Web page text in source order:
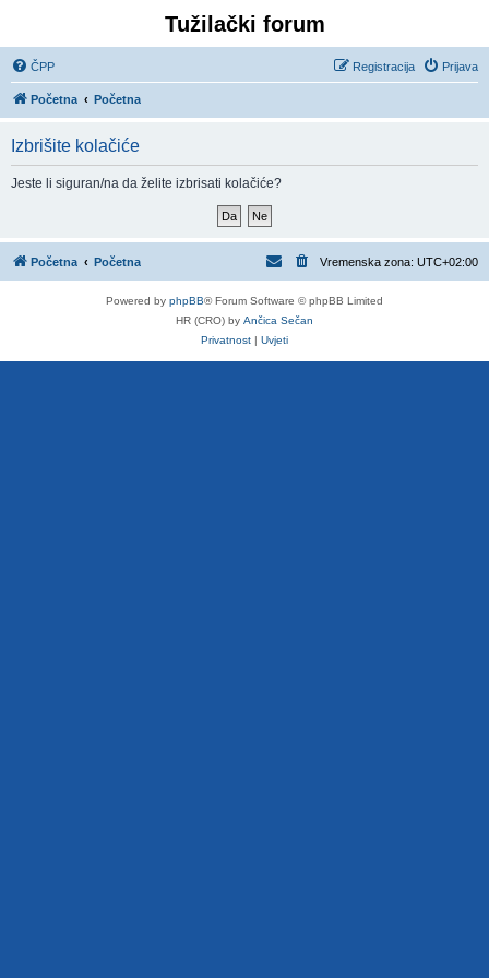
Tužilački forum
ČPP Prijava
Registracija
Početna Početna
Izbrišite kolačiće
Jeste li siguran/na da želite izbrisati kolačiće?
Početna Početna Vremenska zona: UTC+02:00
Powered by phpBB® Forum Software © phpBB Limited
HR (CRO) by Ančica Sečan
Privatnost | Uvjeti